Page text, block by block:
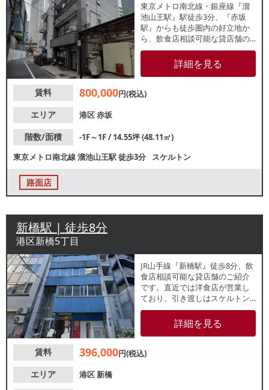
東京メトロ南北線・銀座線『溜
池山王駅』駅徒歩3分、『赤坂
駅』からも徒歩圏内の好立地か
ら、飲食店相談可能な貸店舗の
ご紹介です。近くには大使館や
高級ホテルが点在しており、国
際色豊かで洗練されたエリアで
ださい。
詳細を見る
賃料 800,000円(税込)
エリア
港区赤坂
階数/面積
-1F～1F / 14.55坪 (48.11㎡)
東京メトロ南北線溜池山王駅徒歩3分 スケルトン
路面店
新橋駅 | 徒歩8分
港区新橋5丁目
JR山手線『新橋駅』徒歩8分、飲
食店相談可能な貸店舗のご紹介
です。直近では洋食店が営業し
ており、引き渡しはスケルトン
渡しになります。周辺でも多数
飲食店が盛業中で、ビジネスパ
ーソンを中心としたランチ・デ
件等、お気軽にお問合せくださ
詳細を見る
賃料 396,000円(税込)
エリア
港区新橋